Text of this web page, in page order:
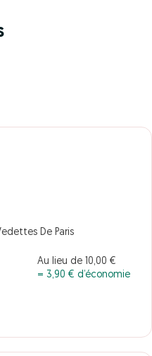
De Paris
Au lieu de 10,00 €
= 3,90 € d’économie
4-11 ans